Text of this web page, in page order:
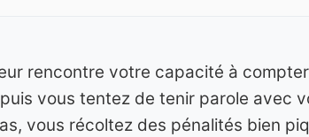
rencontre votre capacité à
vous tentez de tenir parole avec
vous récoltez des pénalités bien